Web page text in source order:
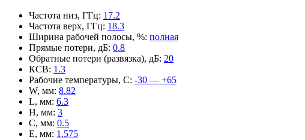
Частота низ, ГГц: 17.2
Частота верх, ГГц: 18.3
Ширина рабочей полосы, %: полная
Прямые потери, дБ: 0.8
Обратные потери (развязка), дБ: 20
КСВ: 1.3
Рабочие температуры, С: -30 — +65
W, мм: 8.82
L, мм: 6.3
H, мм: 3
C, мм: 0.5
E, мм: 1.575